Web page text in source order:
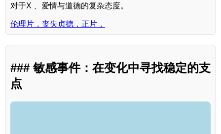
对于X 、爱情与道德的复杂态度。
伦理片，丧失贞德，正片，
### 敏感事件：在变化中寻找稳定的支
点